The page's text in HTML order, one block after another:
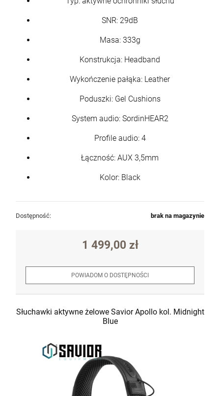
SNR: 29dB
Masa: 333g
Konstrukcja: Headband
Wykończenie pałąka: Leather
Poduszki: Gel Cushions
System audio: SordinHEAR2
Profile audio: 4
Łączność: AUX 3,5mm
Kolor: Black
Dostępność: brak na magazynie
1 499,00 zł
POWIADOM O DOSTĘPNOŚCI
Słuchawki aktywne żelowe Savior Apollo kol. Midnight
Blue